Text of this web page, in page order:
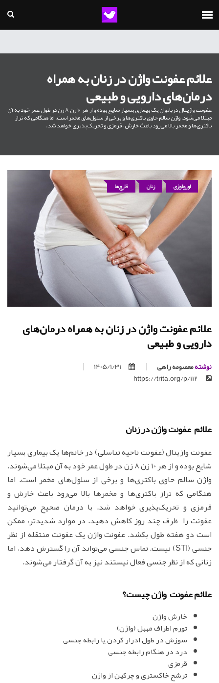
علائم عفونت واژن در زنان به همراه
درمان‌های دارویی و طبیعی
عفونت واژینال دربانوان یک بیماری بسیار شایع بوده و از هر 10 زن 8 زن در طول عمر خود به آن
مبتلا می‌شود. واژن سالم حاوی باکتری‌ها و برخی از سلول‌های مخمر است. اما هنگامی که تراز
باکتری‌ها و مخمر بالا می‌رود باعث خارش، قرمزی و تحریک‌پذیری خواهد شد.
اورولوژی زنان قارچ‌ها
علائم عفونت واژن در زنان به همراه درمان‌های
دارویی و طبیعی
نوشتهمعصومه راهی
1405/1/31
علائم عفونت واژن در زنان
عفونت واژینال (عفونت ناحیه تناسلی) در خانم‌ها یک بیماری بسیار
شایع بوده و از هر 10 زن 8 زن در طول عمر خود به آن مبتلا می‌شوند.
واژن سالم حاوی باکتری‌ها و برخی از سلول‌های مخمر است. اما
هنگامی که تراز باکتری‌ها و مخمرها بالا می‌رود باعث خارش و
قرمزی و تحریک‌پذیری خواهد شد. با درمان صحیح می‌توانید
عفونت را ظرف چند روز کاهش دهید. در موارد شدیدتر، ممکن
است دو هفته طول بکشد. عفونت واژن یک عفونت منتقله از نظر
جنسی (STI) نیست. تماس جنسی می‌تواند آن را گسترش دهد، اما
زنانی که از نظر جنسی فعال نیستند نیز به آن گرفتار می‌شوند.
علائم عفونت واژن چیست؟
خارش واژن
تورم اطراف مهبل (واژن)
سوزش در طول ادرار کردن یا رابطه جنسی
درد در هنگام رابطه جنسی
قرمزی
ترشح خاکستری و چرکین از واژن